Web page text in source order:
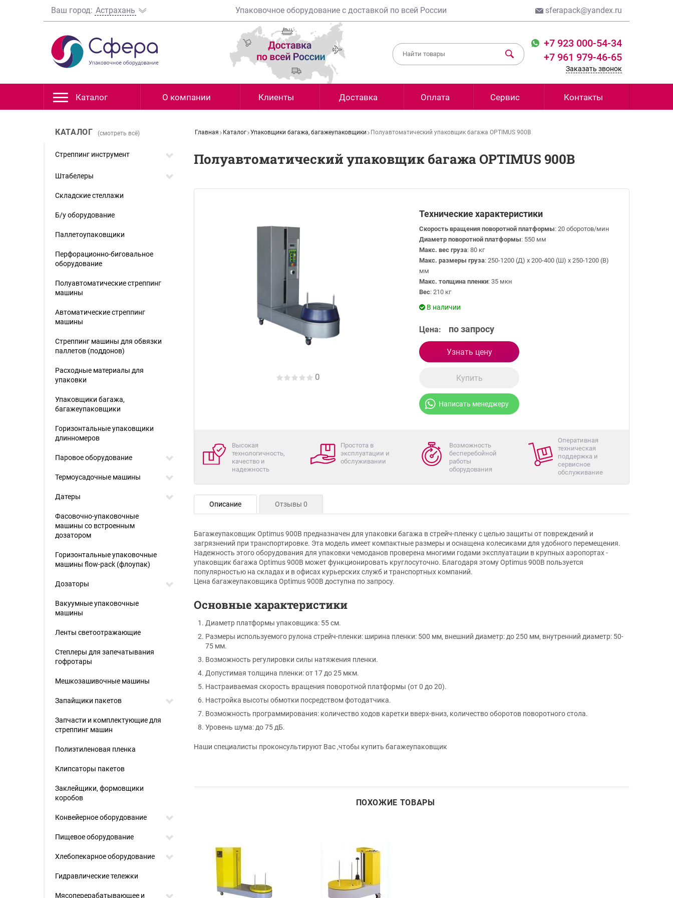
Ваш город: Астрахань Упаковочное оборудование с доставкой по всей России sferapack@yandex.ru
+7 923 000-54-34
+7 961 979-46-65
Заказать звонок
Каталог О компании Клиенты Доставка Оплата Сервис Контакты
Главная Каталог Упаковщики багажа, багажеупаковщики Полуавтоматический упаковщик багажа OPTIMUS 900B
Полуавтоматический упаковщик багажа OPTIMUS 900B
0
Технические характеристики
Скорость вращения поворотной платформы: 20 оборотов/мин
Диаметр поворотной платформы: 550 мм
Макс. вес груза: 80 кг
Макс. размеры груза: 250-1200 (Д) х 200-400 (Ш) х 250-1200 (В)
мм
Макс. толщина пленки: 35 мкн
Вес: 210 кг
В наличии
Цена: по запросу
Узнать цену
Купить
Написать менеджеру
Высокая
технологичность,
качество и
надежность
Простота в
эксплуатации и
обслуживании
Возможность
бесперебойной
работы
оборудования
Оперативная
техническая
поддержка и
сервисное
обслуживание
Описание Отзывы 0
Багажеупаковщик Optimus 900B предназначен для упаковки багажа в стрейч-пленку с целью защиты от повреждений и
загрязнений при транспортировке. Эта модель имеет компактные размеры и оснащена колесиками для удобного перемещения.
Надежность этого оборудования для упаковки чемоданов проверена многими годами эксплуатации в крупных аэропортах -
упаковщик багажа Optimus 900B может функционировать круглосуточно. Благодаря этому Optimus 900B пользуется
популярностью на складах и в офисах курьерских служб и транспортных компаний.
Цена багажеупаковщика Optimus 900B доступна по запросу.
Основные характеристики
Диаметр платформы упаковщика: 55 см.
Размеры используемого рулона стрейч-пленки: ширина пленки: 500 мм, внешний диаметр: до 250 мм, внутренний диаметр: 50-
75 мм.
Возможность регулировки силы натяжения пленки.
Допустимая толщина пленки: от 17 до 25 мкм.
Настраиваемая скорость вращения поворотной платформы (от 0 до 20).
Настройка высоты обмотки посредством фотодатчика.
Возможность программирования: количество ходов каретки вверх-вниз, количество оборотов поворотного стола.
Уровень шума: до 75 дБ.
Наши специалисты проконсультируют Вас ,чтобы купить багажеупаковщик
ПОХОЖИЕ ТОВАРЫ
КАТАЛОГ (смотреть всё)
Стреппинг инструмент
Штабелеры
Складские стеллажи
Б/у оборудование
Паллетоупаковщики
Перфорационно-биговальное
оборудование
Полуавтоматические стреппинг
машины
Автоматические стреппинг
машины
Стреппинг машины для обвязки
паллетов (поддонов)
Расходные материалы для
упаковки
Упаковщики багажа,
багажеупаковщики
Горизонтальные упаковщики
длинномеров
Паровое оборудование
Термоусадочные машины
Датеры
Фасовочно-упаковочные
машины со встроенным
дозатором
Горизонтальные упаковочные
машины flow-pack (флоупак)
Дозаторы
Вакуумные упаковочные
машины
Ленты светоотражающие
Степлеры для запечатывания
гофротары
Мешкозашивочные машины
Запайщики пакетов
Запчасти и комплектующие для
стреппинг машин
Полиэтиленовая пленка
Клипсаторы пакетов
Заклейщики, формовщики
коробов
Конвейерное оборудование
Пищевое оборудование
Хлебопекарное оборудование
Гидравлические тележки
Мясоперерабатывающее и